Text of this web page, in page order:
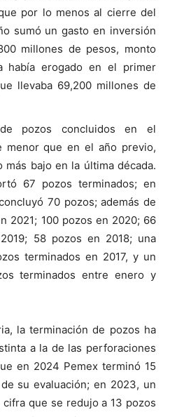
por lo menos al cierre del
sumó un gasto en inversión
millones de pesos, monto
había erogado en el primer
llevaba 69,200 millones de
pozos concluidos en el
menor que en el año previo,
bajo en la última década.
67 pozos terminados; en
70 pozos; además de
2021; 100 pozos en 2020; 66
58 pozos en 2018; una
terminados en 2017, y un
terminados entre enero y
la terminación de pozos ha
a la de las perforaciones
en 2024 Pemex terminó 15
su evaluación; en 2023, un
que se redujo a 13 pozos